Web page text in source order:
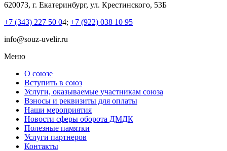
620073, г. Екатеринбург, ул. Крестинского, 53Б
+7 (343) 227 50 04; +7 (922) 038 10 95
info@souz-uvelir.ru
Меню
О союзе
Вступить в союз
Услуги, оказываемые участникам союза
Взносы и реквизиты для оплаты
Наши мероприятия
Новости сферы оборота ДМДК
Полезные памятки
Услуги партнеров
Контакты